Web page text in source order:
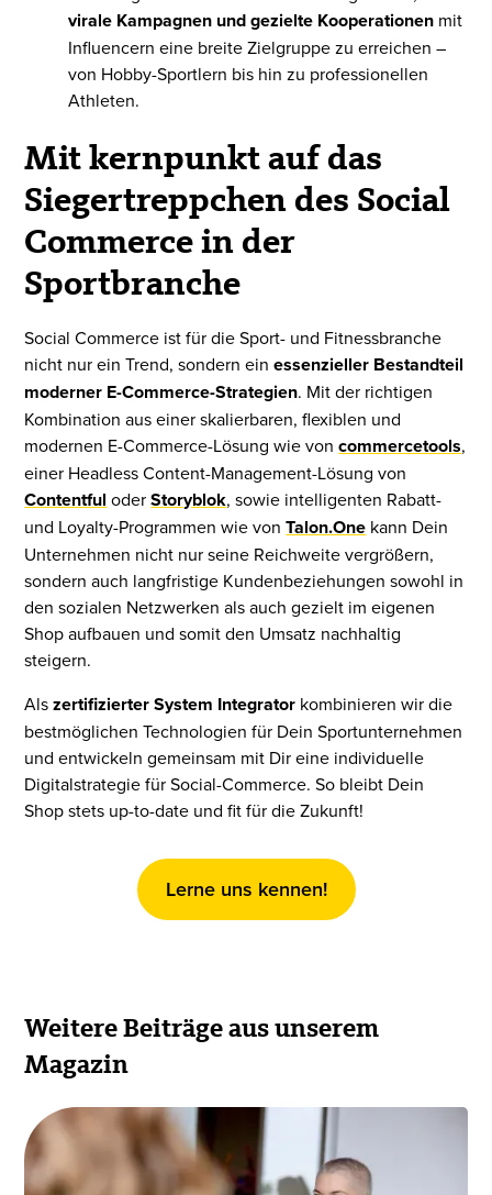
virale Kampagnen und gezielte Kooperationen mit
Influencern eine breite Zielgruppe zu erreichen –
von Hobby-Sportlern bis hin zu professionellen
Athleten.
Mit kernpunkt auf das
Siegertreppchen des Social
Commerce in der
Sportbranche
Social Commerce ist für die Sport- und Fitnessbranche
nicht nur ein Trend, sondern einessenzieller Bestandteil
moderner E-Commerce-Strategien. Mit der richtigen
Kombination aus einer skalierbaren, flexiblen und
modernen E-Commerce-Lösung wie voncommercetools,
einer Headless Content-Management-Lösung von
Contentful oderStoryblok, sowie intelligenten Rabatt-
und Loyalty-Programmen wie vonTalon.One kann Dein
Unternehmen nicht nur seine Reichweite vergrößern,
sondern auch langfristige Kundenbeziehungen sowohl in
den sozialen Netzwerken als auch gezielt im eigenen
Shop aufbauen und somit den Umsatz nachhaltig
steigern.
Alszertifizierter System Integrator kombinieren wir die
bestmöglichen Technologien für Dein Sportunternehmen
und entwickeln gemeinsam mit Dir eine individuelle
Digitalstrategie für Social-Commerce. So bleibt Dein
Shop stets up-to-date und fit für die Zukunft!
Lerne uns kennen!
Weitere Beiträge aus unserem
Magazin